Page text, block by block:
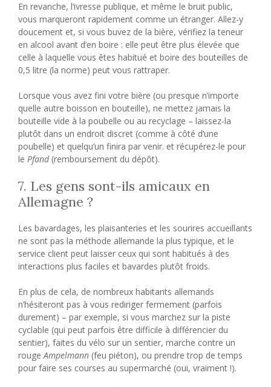
En revanche, l’ivresse publique, et même le bruit public,
vous marqueront rapidement comme un étranger. Allez-y
doucement et, si vous buvez de la bière, vérifiez la teneur
en alcool avant d’en boire : elle peut être plus élevée que
celle à laquelle vous êtes habitué et boire des bouteilles de
0,5 litre (la norme) peut vous rattraper.
Lorsque vous avez fini votre bière (ou presque n’importe
quelle autre boisson en bouteille), ne mettez jamais la
bouteille vide à la poubelle ou au recyclage – laissez-la
plutôt dans un endroit discret (comme à côté d’une
poubelle) et quelqu’un finira par venir. et récupérez-le pour
le Pfand(remboursement du dépôt).
7. Les gens sont-ils amicaux en
Allemagne ?
Les bavardages, les plaisanteries et les sourires accueillants
ne sont pas la méthode allemande la plus typique, et le
service client peut laisser ceux qui sont habitués à des
interactions plus faciles et bavardes plutôt froids.
En plus de cela, de nombreux habitants allemands
n’hésiteront pas à vous rediriger fermement (parfois
durement) – par exemple, si vous marchez sur la piste
cyclable (qui peut parfois être difficile à différencier du
sentier), faites du vélo sur un sentier, marche contre un
rougeAmpelmann (feu piéton), ou prendre trop de temps
pour faire ses courses au supermarché (oui, vraiment !).